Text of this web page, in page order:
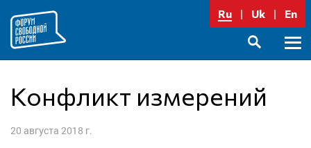
содержимому
Ru Uk En
Конфликт измерений
20 августа 2018 г.